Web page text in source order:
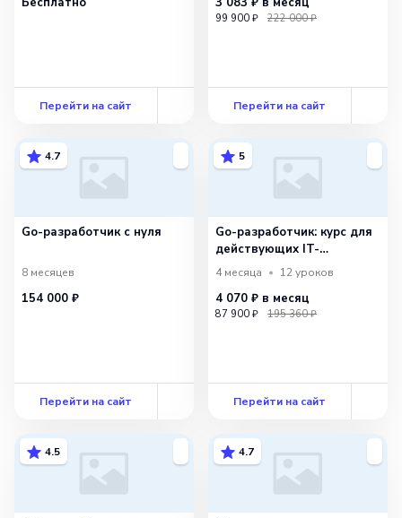
Перейти на сайт
99 900 ₽ 222 000 ₽
Перейти на сайт
4.7
Go-разработчик с нуля
8 месяцев
154 000 ₽
Перейти на сайт
5
Go-разработчик: курс для
действующих IT-
специалистов
4 месяца 12уроков
4 070 ₽ в месяц
87 900 ₽ 195 360 ₽
Перейти на сайт
4.5 4.7